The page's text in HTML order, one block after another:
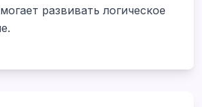
развивать логическое